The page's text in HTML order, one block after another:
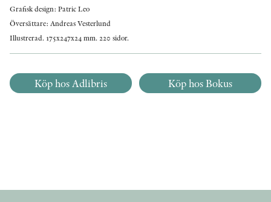
Grafisk design: Patric Leo
Översättare: Andreas Vesterlund
Illustrerad. 175x247x24 mm. 220 sidor.
Köp hos Adlibris Köp hos Bokus